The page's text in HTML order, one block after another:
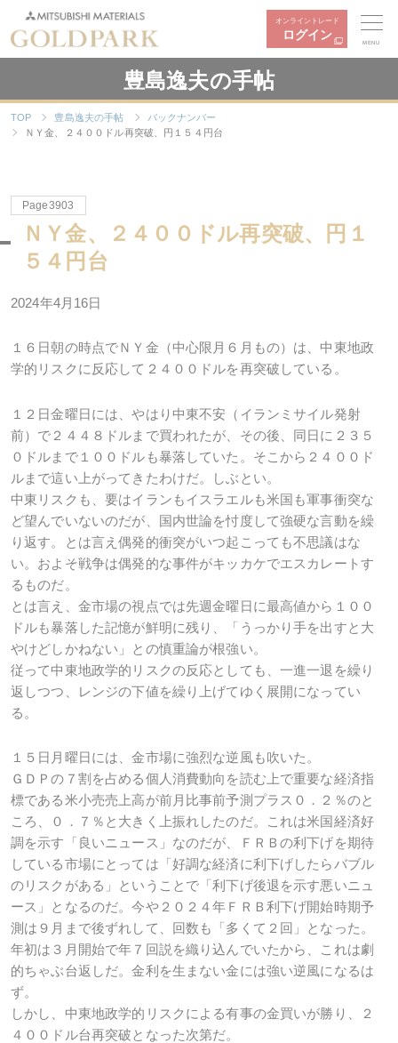
オンライントレード
ログイン
MENU
豊島逸夫の手帖
TOP 豊島逸夫の手帖
バックナンバー
ＮＹ金、２４００ドル再突破、円１５４円台
Page3903
ＮＹ金、２４００ドル再突破、円１
５４円台
2024年4月16日
１６日朝の時点でＮＹ金（中心限月６月もの）は、中東地政
学的リスクに反応して２４００ドルを再突破している。
１２日金曜日には、やはり中東不安（イランミサイル発射
前）で２４４８ドルまで買われたが、その後、同日に２３５
０ドルまで１００ドルも暴落していた。そこから２４００ド
ルまで這い上がってきたわけだ。しぶとい。
中東リスクも、要はイランもイスラエルも米国も軍事衝突な
ど望んでいないのだが、国内世論を忖度して強硬な言動を繰
り返す。とは言え偶発的衝突がいつ起こっても不思議はな
い。およそ戦争は偶発的な事件がキッカケでエスカレートす
るものだ。
とは言え、金市場の視点では先週金曜日に最高値から１００
ドルも暴落した記憶が鮮明に残り、「うっかり手を出すと大
やけどしかねない」との慎重論が根強い。
従って中東地政学的リスクの反応としても、一進一退を繰り
返しつつ、レンジの下値を繰り上げてゆく展開になってい
る。
１５日月曜日には、金市場に強烈な逆風も吹いた。
ＧＤＰの７割を占める個人消費動向を読む上で重要な経済指
標である米小売売上高が前月比事前予測プラス０．２％のと
ころ、０．７％と大きく上振れしたのだ。これは米国経済好
調を示す「良いニュース」なのだが、ＦＲＢの利下げを期待
している市場にとっては「好調な経済に利下げしたらバブル
のリスクがある」ということで「利下げ後退を示す悪いニュ
ース」となるのだ。今や２０２４年ＦＲＢ利下げ開始時期予
測は９月まで後ずれして、回数も「多くて２回」となった。
年初は３月開始で年７回説を織り込んでいたから、これは劇
的ちゃぶ台返しだ。金利を生まない金には強い逆風になるは
ず。
しかし、中東地政学的リスクによる有事の金買いが勝り、２
４００ドル台再突破となった次第だ。